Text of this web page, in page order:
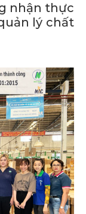
nhận thực
lý chất